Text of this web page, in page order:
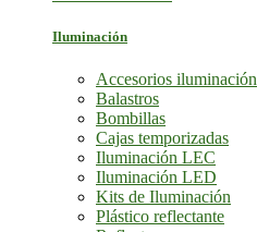
Iluminación
Accesorios iluminación
Balastros
Bombillas
Cajas temporizadas
Iluminación LEC
Iluminación LED
Kits de Iluminación
Plástico reflectante